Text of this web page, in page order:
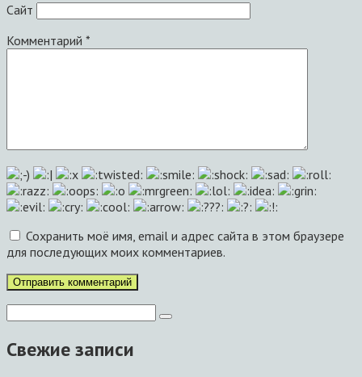
Сайт
Комментарий *
Сохранить моё имя, email и адрес сайта в этом браузере
для последующих моих комментариев.
Поиск:
Свежие записи